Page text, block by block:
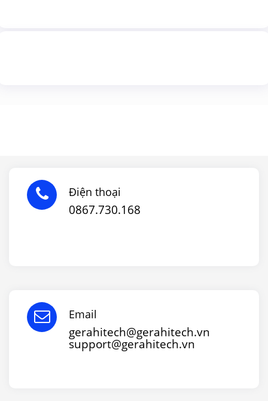
Điện thoại
0867.730.168
Email
gerahitech@gerahitech.vn
support@gerahitech.vn